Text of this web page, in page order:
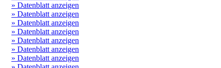
» Datenblatt anzeigen
» Datenblatt anzeigen
» Datenblatt anzeigen
» Datenblatt anzeigen
» Datenblatt anzeigen
» Datenblatt anzeigen
» Datenblatt anzeigen